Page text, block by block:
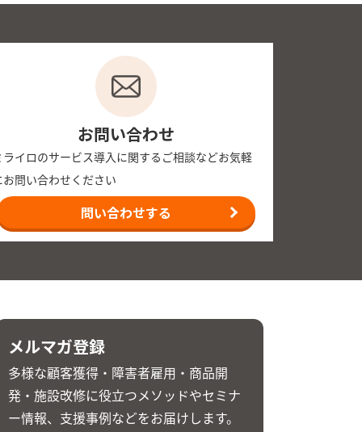
お問い合わせ
ライロのサービス導入に関するご相談などお気軽
お問い合わせください
問い合わせする
メルマガ登録
多様な顧客獲得・障害者雇用・商品開
発・施設改修に役立つメソッドやセミナ
ー情報、支援事例などをお届けします。